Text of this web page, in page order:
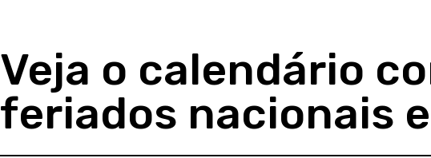
Veja o calendário
feriados nacionais